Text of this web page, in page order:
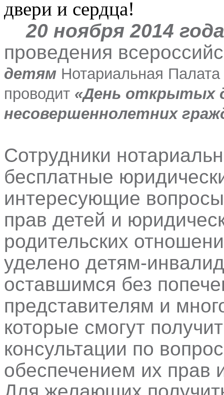
20 ноября 2014
проведения
детям Нотариальная
проводит «День открытых
несовершеннолетних
Сотрудники
бесплатные
интересующие
прав детей и
родительских
уделено детям-
оставшимся без
представителям и
которые смогут
консультации по
обеспечением их прав